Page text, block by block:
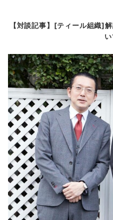
【対談記事】[ティール組織